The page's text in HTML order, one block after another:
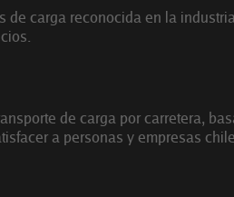
de carga reconocida en la
de carga por carretera,
a personas y empresas